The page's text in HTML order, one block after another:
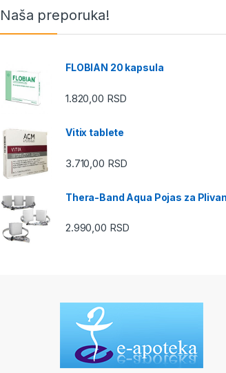
Naša preporuka!
FLOBIAN 20 kapsula
1.820,00 RSD
Vitix tablete
3.710,00 RSD
Thera-Band Aqua Pojas za
2.990,00 RSD